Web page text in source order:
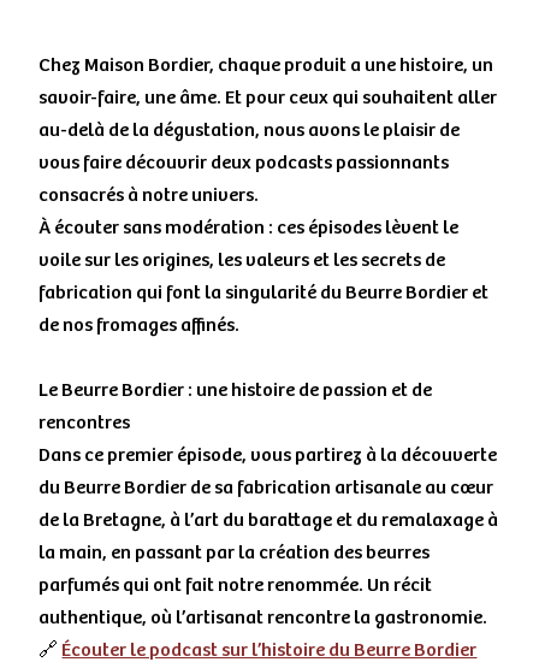
Chez Maison Bordier, chaque produit a une histoire, un
savoir-faire, une âme. Et pour ceux qui souhaitent aller
au-delà de la dégustation, nous avons le plaisir de
vous faire découvrir deux podcasts passionnants
consacrés à notre univers.
À écouter sans modération : ces épisodes lèvent le
voile sur les origines, les valeurs et les secrets de
fabrication qui font la singularité du Beurre Bordier et
de nos fromages affinés.
Le Beurre Bordier : une histoire de passion et de
rencontres
Dans ce premier épisode, vous partirez à la découverte
du Beurre Bordier de sa fabrication artisanale au cœur
de la Bretagne, à l’art du barattage et du remalaxage à
la main, en passant par la création des beurres
parfumés qui ont fait notre renommée. Un récit
authentique, où l’artisanat rencontre la gastronomie.
🔗 Écouter le podcast sur l’histoire du Beurre Bordier